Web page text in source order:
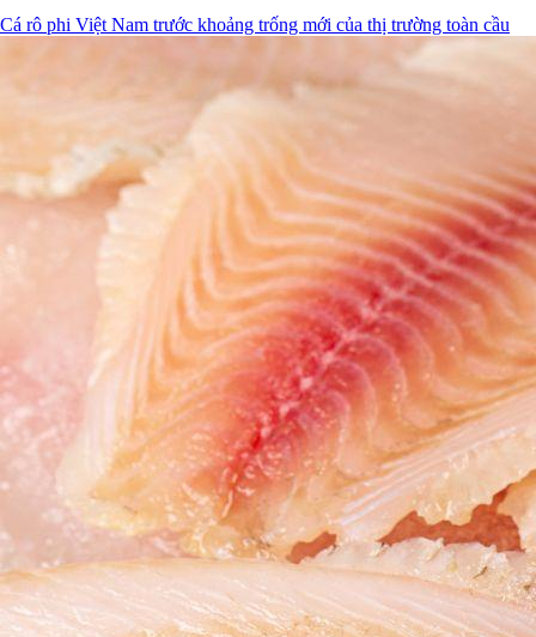
Cá rô phi Việt Nam trước khoảng trống mới của thị trường toàn cầu